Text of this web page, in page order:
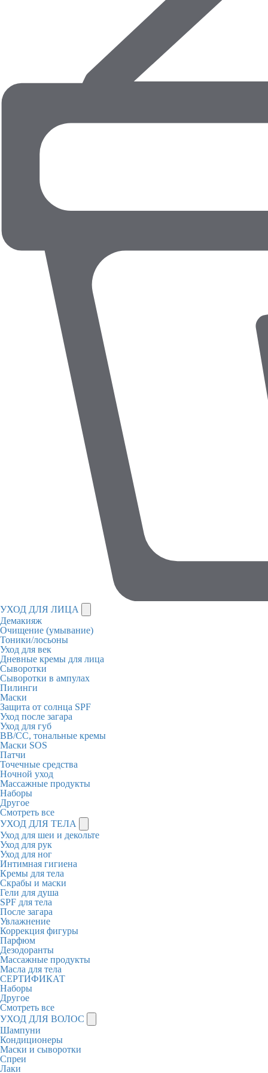
УХОД ДЛЯ ЛИЦА
Демакияж
Очищение (умывание)
Тоники/лосьоны
Уход для век
Дневные кремы для лица
Сыворотки
Сыворотки в ампулах
Пилинги
Маски
Защита от солнца SPF
Уход после загара
Уход для губ
BB/CC, тональные кремы
Маски SOS
Патчи
Точечные средства
Ночной уход
Массажные продукты
Наборы
Другое
Смотреть все
УХОД ДЛЯ ТЕЛА
Уход для шеи и декольте
Уход для рук
Уход для ног
Интимная гигиена
Кремы для тела
Скрабы и маски
Гели для душа
SPF для тела
После загара
Увлажнение
Коррекция фигуры
Парфюм
Дезодоранты
Массажные продукты
Масла для тела
СЕРТИФИКАТ
Наборы
Другое
Смотреть все
УХОД ДЛЯ ВОЛОС
Шампуни
Кондиционеры
Маски и сыворотки
Спреи
Лаки